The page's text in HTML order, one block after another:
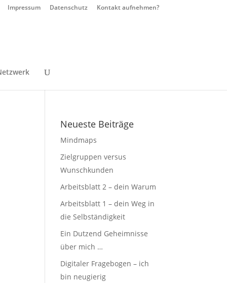
Impressum Datenschutz Kontakt aufnehmen?
Neueste Beiträge
Mindmaps
Zielgruppen versus
Wunschkunden
Arbeitsblatt 2 – dein Warum
Arbeitsblatt 1 – dein Weg in
die Selbständigkeit
Ein Dutzend Geheimnisse
über mich …
Digitaler Fragebogen – ich
bin neugierig